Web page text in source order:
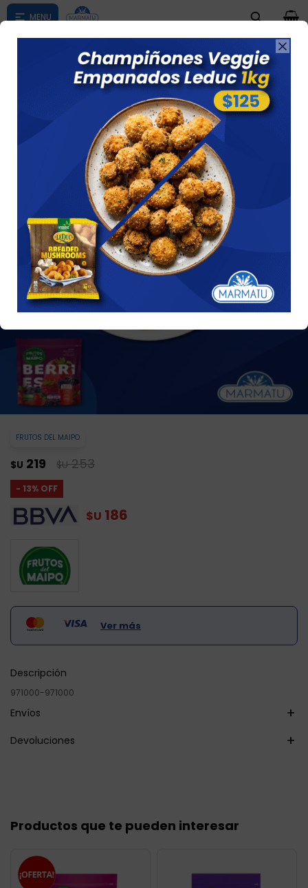

según su zona
0

Mix Berries Frutos Del Maipo 400 Grs
FRUTOS DEL MAIPO
$U 219 $U 253
13
$U 186
Ver más
Descripción
971000-971000
Envíos
Devoluciones
Productos que te pueden interesar